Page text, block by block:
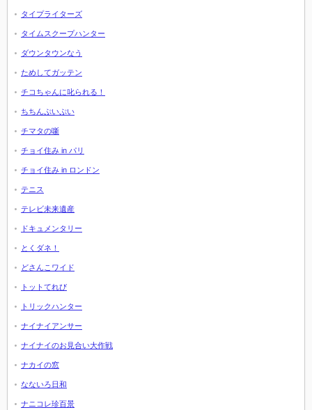
タイプライターズ
タイムスクープハンター
ダウンタウンなう
ためしてガッテン
チコちゃんに叱られる！
ちちんぷいぷい
チマタの噺
チョイ住み in パリ
チョイ住み in ロンドン
テニス
テレビ未来遺産
ドキュメンタリー
とくダネ！
どさんこワイド
トットてれび
トリックハンター
ナイナイアンサー
ナイナイのお見合い大作戦
ナカイの窓
なないろ日和
ナニコレ珍百景